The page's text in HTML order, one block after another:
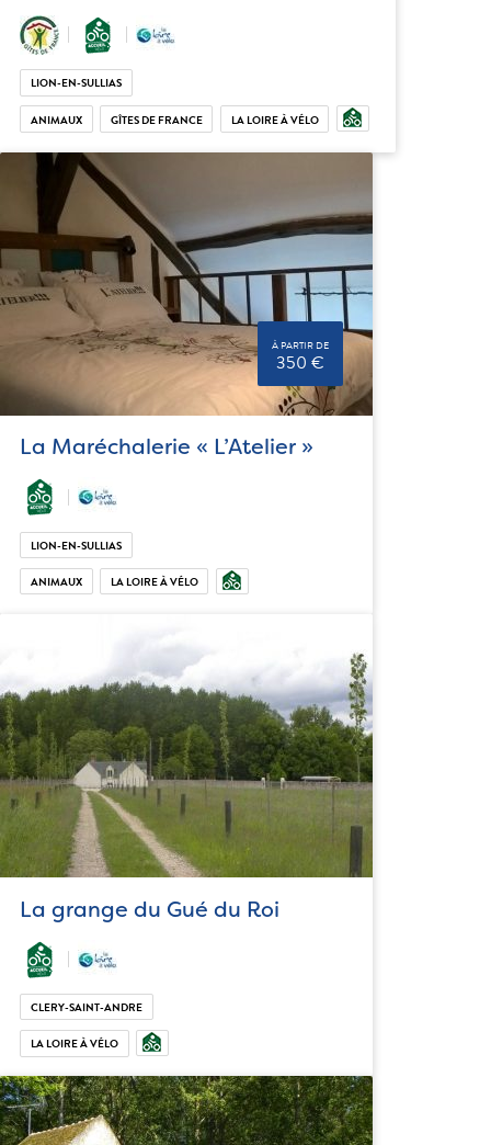
LION-EN-SULLIAS
ANIMAUX GÎTES DE FRANCE LA LOIRE À VÉLO
À PARTIR DE
350 €
La Maréchalerie « L’Atelier »
LION-EN-SULLIAS
ANIMAUX LA LOIRE À VÉLO
La grange du Gué du Roi
CLERY-SAINT-ANDRE
LA LOIRE À VÉLO